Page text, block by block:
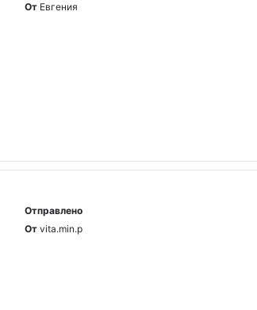
От Евгения
Отправлено
От vita.min.p